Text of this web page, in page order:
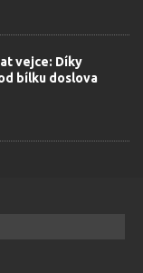
vejce: Díky
bílku doslova